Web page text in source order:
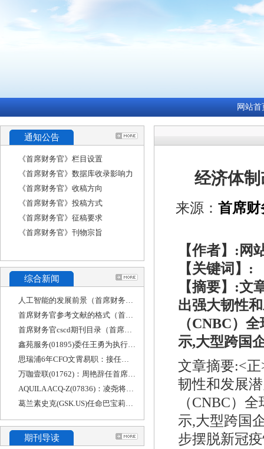
网站首
通知公告
《首席财务官》栏目设置
《首席财务官》数据库收录影响力
《首席财务官》收稿方向
《首席财务官》投稿方式
《首席财务官》征稿要求
《首席财务官》刊物宗旨
综合新闻
人工智能的发展前景（首席财务官工作内容）
首席财务官参考文献的格式（首席财务官参考文
首席财务官cscd期刊目录（首席财务官期刊官网）
鑫苑服务(01895)委任王勇为执行董事及首席财务官
思瑞浦6年CFO文霄易职：接任者王文平担任过香港
万咖壹联(01762)：周艳辞任首席财务官
AQUILA ACQ-Z(07836)：凌尧将辞任执行董事、首席财务
葛兰素史克(GSK.US)任命巴宝莉前高管为首席财务官
期刊导读
经济体
来源： 首席财
【作者】:网
【关键词】:
【摘要】:文
出强大韧性
（CNBC）
示,大型跨国
文章摘要:<
韧性和发展
（CNBC）
示,大型跨国
步摆脱新冠